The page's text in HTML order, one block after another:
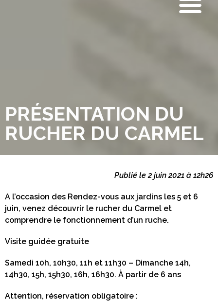
PRÉSENTATION DU
RUCHER DU CARMEL
Publié le 2 juin 2021 à 12h26
A l’occasion des Rendez-vous aux jardins les 5 et 6
juin, venez découvrir le rucher du Carmel et
comprendre le fonctionnement d’un ruche.
Visite guidée gratuite
Samedi 10h, 10h30, 11h et 11h30 – Dimanche 14h,
14h30, 15h, 15h30, 16h, 16h30. À partir de 6 ans
Attention, réservation obligatoire :